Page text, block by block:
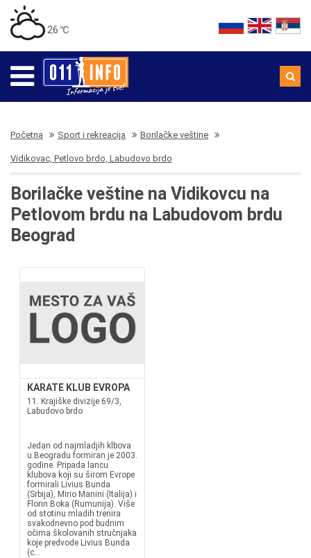
26 ℃
Početna Sport i rekreacija Borilačke veštine
Vidikovac, Petlovo brdo, Labudovo brdo
Borilačke veštine na Vidikovcu na
Petlovom brdu na Labudovom brdu
Beograd
KARATE KLUB EVROPA
11. Krajiške divizije 69/3,
Labudovo brdo
Jedan od najmladjih klbova
u Beogradu formiran je 2003.
godine. Pripada lancu
klubova koji su širom Evrope
formirali Livius Bunda
(Srbija), Mirio Manini (Italija) i
Florin Boka (Rumunija). Više
od stotinu mladih trenira
svakodnevno pod budnim
očima školovanih stručnjaka
koje predvode Livius Bunda
(c...